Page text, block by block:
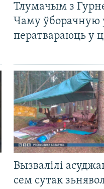
Тлумачым з
Чаму ўборачную
ператвараюць у
Вызвалілі
сем сутак